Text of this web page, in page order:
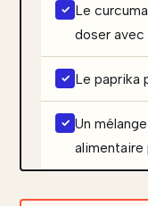
Le
doser
Le paprika
Un
alimentaire